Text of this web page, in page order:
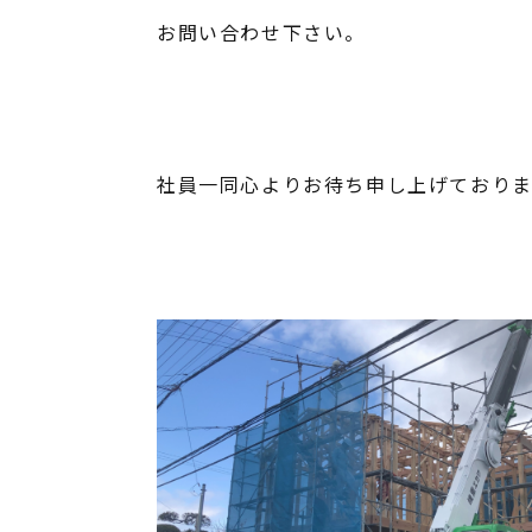
お問い合わせ下さい。
社員一同心よりお待ち申し上げており